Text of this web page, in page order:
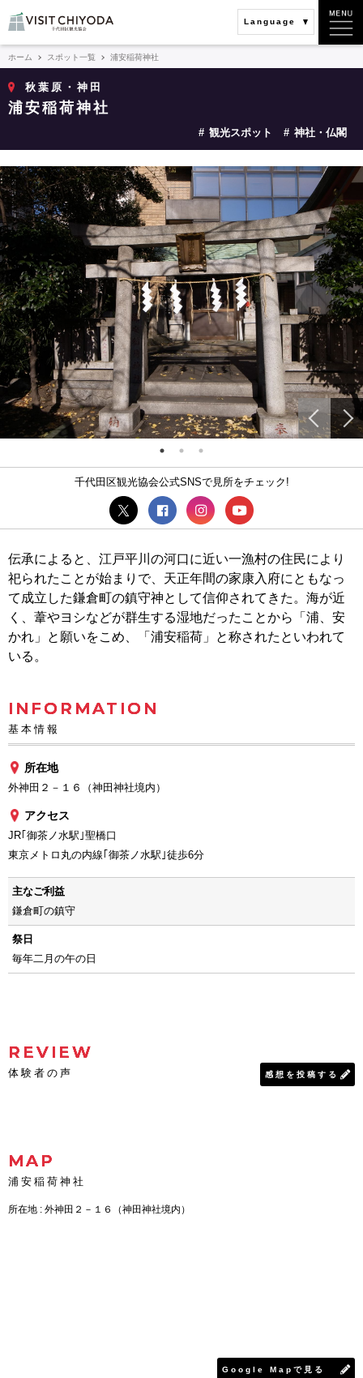
Language
ホーム スポット一覧 浦安稲荷神社
秋葉原・神田
浦安稲荷神社
観光スポット 神社・仏閣
千代田区観光協会公式SNSで見所をチェック!
伝承によると、江戸平川の河口に近い一漁村の住民により
祀られたことが始まりで、天正年間の家康入府にともなっ
て成立した鎌倉町の鎮守神として信仰されてきた。海が近
く、葦やヨシなどが群生する湿地だったことから「浦、安
かれ」と願いをこめ、「浦安稲荷」と称されたといわれて
いる。
INFORMATION
基本情報
所在地
外神田２－１６（神田神社境内）
アクセス
JR｢御茶ノ水駅｣聖橋口
東京メトロ丸の内線｢御茶ノ水駅｣徒歩6分
主なご利益
鎌倉町の鎮守
祭日
毎年二月の午の日
REVIEW
体験者の声 感想を投稿する
MAP
浦安稲荷神社
Google Mapで見る
所在地 : 外神田２－１６（神田神社境内）